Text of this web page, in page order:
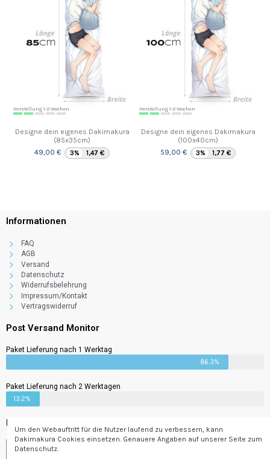
Herstellung 1-2 Wochen
Designe dein eigenes Dakimakura
(85x35cm)
49,00 €
3% 1,47 €
Herstellung 1-2 Wochen
Designe dein eigenes Dakimakura
(100x40cm)
59,00 €
3% 1,77 €
Informationen
FAQ
AGB
Versand
Datenschutz
Widerrufsbelehrung
Impressum/Kontakt
Vertragswiderruf
Post Versand Monitor
Paket Lieferung nach 1 Werktag
86.3%
Paket Lieferung nach 2 Werktagen
13.2%
Newsletter
Um den Webauftritt für die Nutzer laufend zu verbessern, kann
Dakimakura Cookies einsetzen. Genauere Angaben auf unserer Seite zum
Datenschutz.